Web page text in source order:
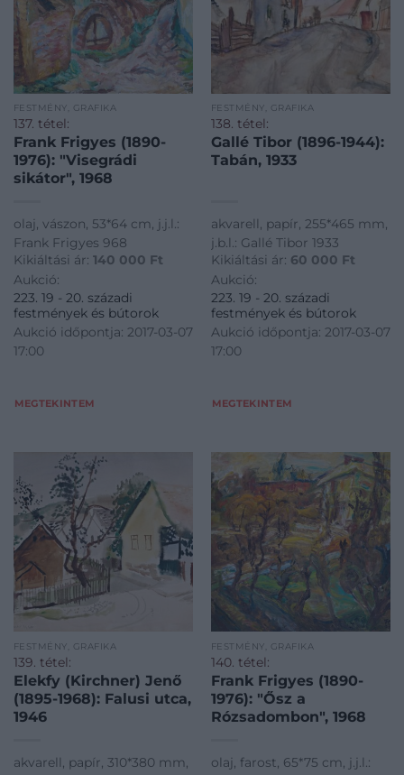
FESTMÉNY, GRAFIKA
137. tétel:
Frank Frigyes (1890-
1976): "Visegrádi
sikátor", 1968
olaj, vászon, 53*64 cm, j.j.l.:
Frank Frigyes 968
Kikiáltási ár: 140 000 Ft
Aukció:
223. 19 - 20. századi
festmények és bútorok
Aukció időpontja: 2017-03-07
17:00
MEGTEKINTEM
FESTMÉNY, GRAFIKA
138. tétel:
Gallé Tibor (1896-1944):
Tabán, 1933
akvarell, papír, 255*465 mm,
j.b.l.: Gallé Tibor 1933
Kikiáltási ár: 60 000 Ft
Aukció:
223. 19 - 20. századi
festmények és bútorok
Aukció időpontja: 2017-03-07
17:00
MEGTEKINTEM
FESTMÉNY, GRAFIKA
139. tétel:
Elekfy (Kirchner) Jenő
(1895-1968): Falusi utca,
1946
akvarell, papír, 310*380 mm,
FESTMÉNY, GRAFIKA
140. tétel:
Frank Frigyes (1890-
1976): "Ősz a
Rózsadombon", 1968
olaj, farost, 65*75 cm, j.j.l.: